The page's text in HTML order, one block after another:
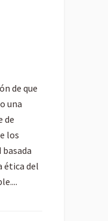
de que
una
de
los
basada
ética del